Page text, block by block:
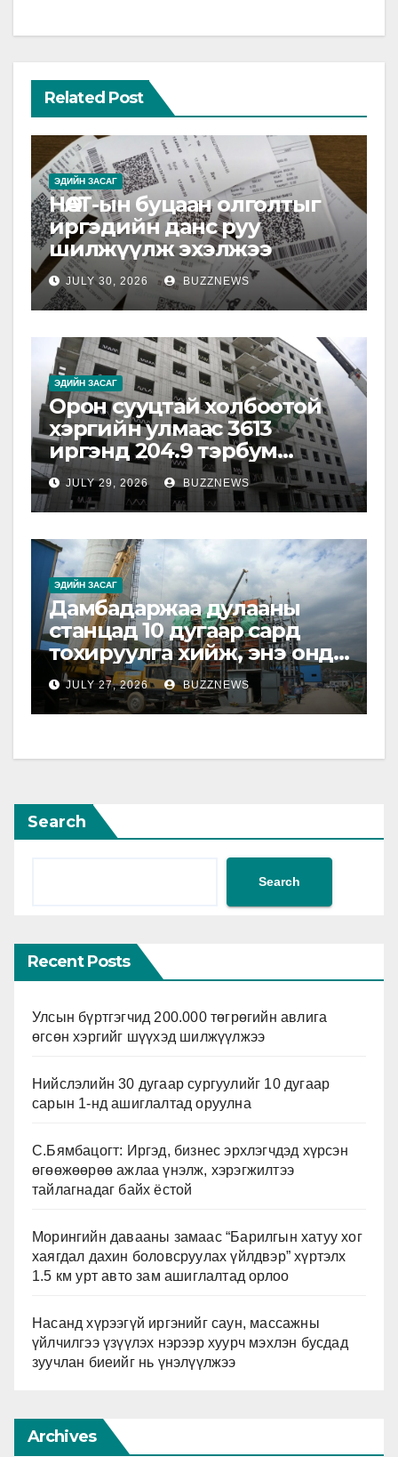
Related Post
ЭДИЙН ЗАСАГ
НӨАТ-ын буцаан олголтыг
иргэдийн данс руу
шилжүүлж эхэлжээ
JULY 30, 2026 BUZZNEWS
ЭДИЙН ЗАСАГ
Орон сууцтай холбоотой
хэргийн улмаас 3613
иргэнд 204.9 тэрбум
төгрөгийн хохирол
учирчээ
JULY 29, 2026 BUZZNEWS
ЭДИЙН ЗАСАГ
Дамбадаржаа дулааны
станцад 10 дугаар сард
тохируулга хийж, энэ онд
ашиглалтад оруулна
JULY 27, 2026 BUZZNEWS
Search
Search
Recent Posts
Улсын бүртгэгчид 200.000 төгрөгийн авлига
өгсөн хэргийг шүүхэд шилжүүлжээ
Нийслэлийн 30 дугаар сургуулийг 10 дугаар
сарын 1-нд ашиглалтад оруулна
С.Бямбацогт: Иргэд, бизнес эрхлэгчдэд хүрсэн
өгөөжөөрөө ажлаа үнэлж, хэрэгжилтээ
тайлагнадаг байх ёстой
Морингийн давааны замаас “Барилгын хатуу хог
хаягдал дахин боловсруулах үйлдвэр” хүртэлх
1.5 км урт авто зам ашиглалтад орлоо
Насанд хүрээгүй иргэнийг саун, массажны
үйлчилгээ үзүүлэх нэрээр хуурч мэхлэн бусдад
зуучлан биеийг нь үнэлүүлжээ
Archives